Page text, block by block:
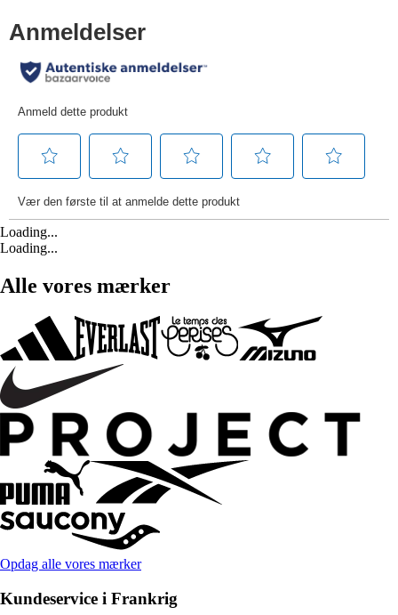
Loading...
Loading...
Alle vores mærker
Opdag alle vores mærker
Kundeservice i Frankrig